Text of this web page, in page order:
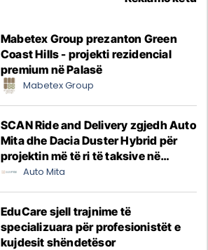
Mabetex Group prezanton Green
Coast Hills - projekti rezidencial
premium në Palasë
Mabetex Group
SCAN Ride and Delivery zgjedh Auto
Mita dhe Dacia Duster Hybrid për
projektin më të ri të taksive në
Prishtinë
Auto Mita
EduCare sjell trajnime të
specializuara për profesionistët e
kujdesit shëndetësor